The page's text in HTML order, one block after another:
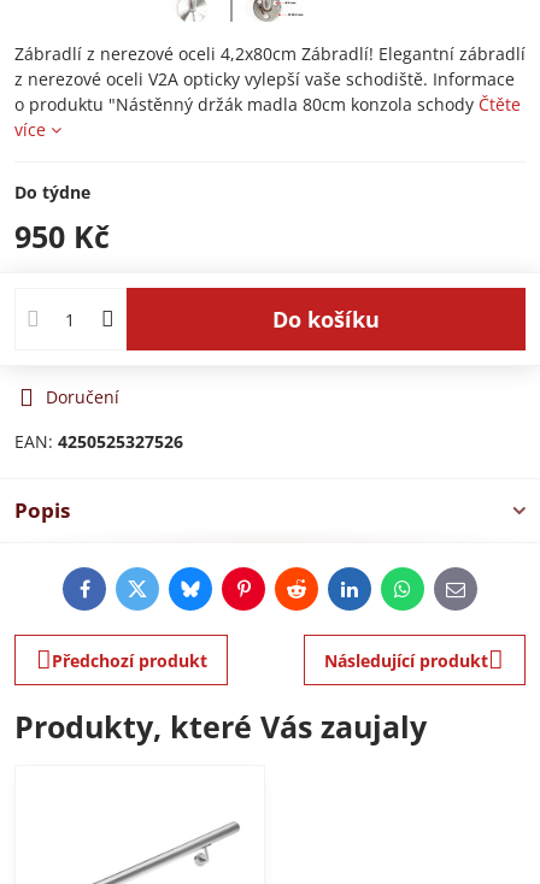
Zábradlí z nerezové oceli 4,2x80cm Zábradlí! Elegantní zábradlí
z nerezové oceli V2A opticky vylepší vaše schodiště. Informace
o produktu "Nástěnný držák madla 80cm konzola schody Čtěte
více
Do týdne
950 Kč
Do košíku
Doručení
EAN: 4250525327526
Popis
FacebookTwitterBlueskyPinterestRedditLinkedInWhatsApp
E-
mail
Předchozí produkt Následující produkt
Produkty, které Vás zaujaly